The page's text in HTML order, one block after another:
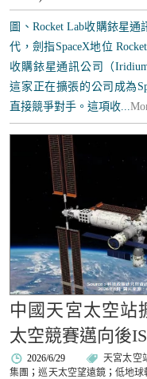
圖、Rocket Lab收購銥星
代，劍指SpaceX地位
收購銥星通訊公司（
這家正在擴張的公司成為
直接競爭對手。這項收...
中國天宮太空站
太空競賽邁向後
2026/6/29 天宮太空
集團 ；巡天太空望遠鏡； 低地球